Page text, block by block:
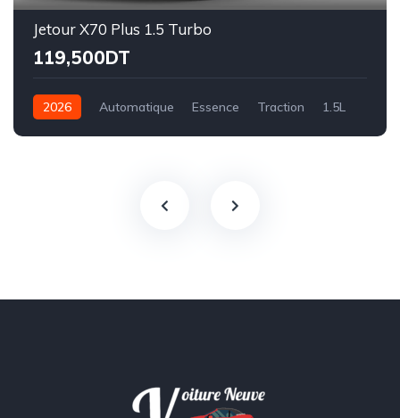
Jetour X70 Plus 1.5 Turbo
119,500DT
2026 Automatique Essence Traction 1.5L